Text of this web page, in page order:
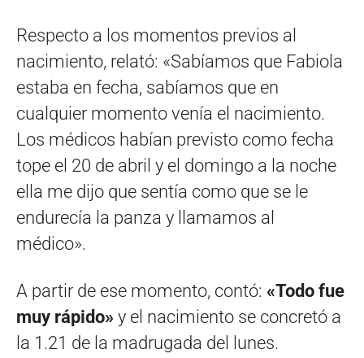
Respecto a los momentos previos al
nacimiento, relató: «Sabíamos que Fabiola
estaba en fecha, sabíamos que en
cualquier momento venía el nacimiento.
Los médicos habían previsto como fecha
tope el 20 de abril y el domingo a la noche
ella me dijo que sentía como que se le
endurecía la panza y llamamos al
médico».
A partir de ese momento, contó: «Todo fue
muy rápido» y el nacimiento se concretó a
la 1.21 de la madrugada del lunes.